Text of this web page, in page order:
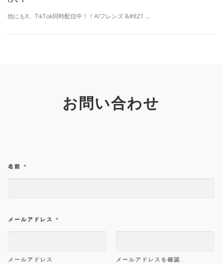
他にもX、TikTok同時配信中！！AIフレンズ &#821 …
お問い合わせ
名前 *
メールアドレス *
メールアドレス メールアドレスを確認